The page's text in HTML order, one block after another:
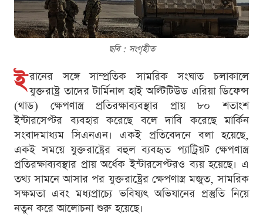
ছবি : সংগৃহীত
ই রানের সঙ্গে সাম্প্রতিক সামরিক সংঘাত চলাকালে
যুক্তরাষ্ট্র তাদের টার্মিনাল হাই অল্টিটিউড এরিয়া ডিফেন্স
(থাড) ক্ষেপণাস্ত্র প্রতিরক্ষাব্যবস্থার প্রায় ৮০ শতাংশ
ইন্টারসেপ্টর ব্যবহার করেছে বলে দাবি করেছে মার্কিন
সংবাদমাধ্যম সিএনএন। একই প্রতিবেদনে বলা হয়েছে,
একই সময়ে যুক্তরাষ্ট্রের বহুল ব্যবহৃত প্যাট্রিয়ট ক্ষেপণাস্ত্র
প্রতিরক্ষাব্যবস্থার প্রায় অর্ধেক ইন্টারসেপ্টরও ব্যয় হয়েছে। এ
তথ্য সামনে আসার পর যুক্তরাষ্ট্রের ক্ষেপণাস্ত্র মজুত, সামরিক
সক্ষমতা এবং মধ্যপ্রাচ্যে ভবিষ্যৎ অভিযানের প্রস্তুতি নিয়ে
নতুন করে আলোচনা শুরু হয়েছে।